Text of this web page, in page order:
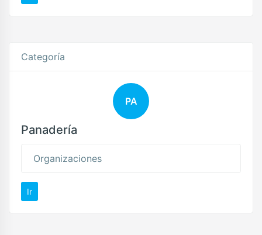
Categoría
PA
Panadería
Organizaciones
Ir